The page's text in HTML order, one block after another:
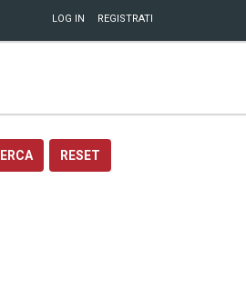
LOG IN REGISTRATI